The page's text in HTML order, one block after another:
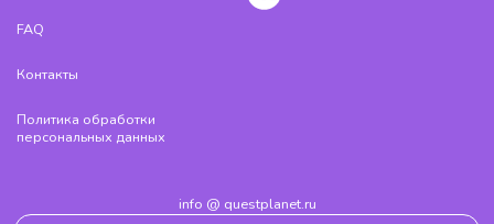
FAQ
Контакты
Политика обработки
персональных данных
info @ questplanet.ru